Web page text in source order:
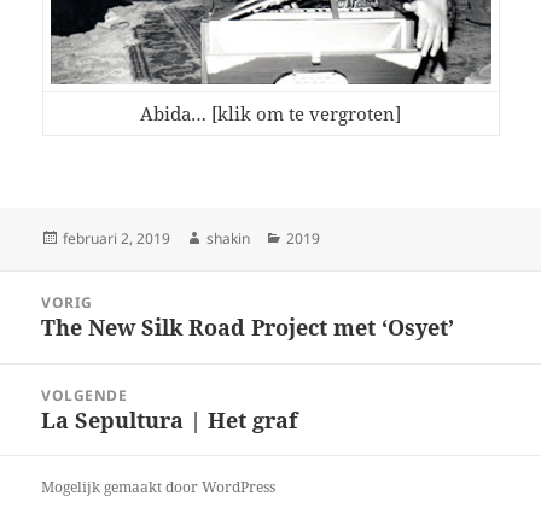
Abida… [klik om te vergroten]
Geplaatst
februari 2, 2019 Auteur
shakin Categorieën
2019
navigatie
VORIG
Vorig
The New Silk Road Project met ‘Osyet’
VOLGENDE
Volgend
La Sepultura | Het graf
Mogelijk gemaakt door WordPress